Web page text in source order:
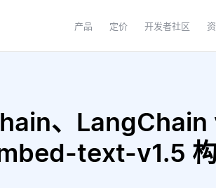
产品 定价 开发者社区
、
text-v1.5 构